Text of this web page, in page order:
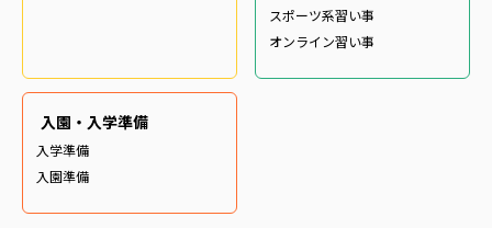
スポーツ系習い事
オンライン習い事
入園・入学準備
入学準備
入園準備